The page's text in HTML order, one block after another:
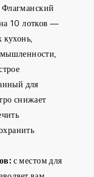
Флагманский
10 лотков —
кухонь,
для
снижает
с местом для